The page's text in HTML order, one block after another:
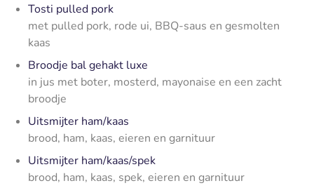
Tosti pulled pork
met pulled pork, rode ui, BBQ-saus en gesmolten
kaas
Broodje bal gehakt luxe
in jus met boter, mosterd, mayonaise en een zacht
broodje
Uitsmijter ham/kaas
brood, ham, kaas, eieren en garnituur
Uitsmijter ham/kaas/spek
brood, ham, kaas, spek, eieren en garnituur